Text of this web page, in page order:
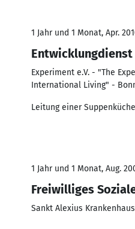
1 Jahr und 1 Monat, Apr.
Entwicklungdienst
Experiment e.V. - "The
International Living" -
Leitung einer
1 Jahr und 1 Monat, Aug.
Freiwilliges
Sankt Alexius Krankenhaus